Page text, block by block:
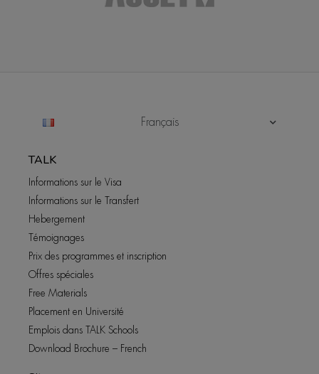
Français
TALK
Informations sur le Visa
Informations sur le Transfert
Hebergement
Témoignages
Prix des programmes et inscription
Offres spéciales
Free Materials
Placement en Université
Emplois dans TALK Schools
Download Brochure – French